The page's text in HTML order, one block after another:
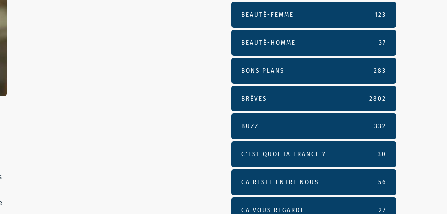
BEAUTÉ-FEMME 123
BEAUTÉ-HOMME 37
BONS PLANS 283
BRÈVES 2802
BUZZ 332
C'EST QUOI TA FRANCE ? 30
CA RESTE ENTRE NOUS 56
CA VOUS REGARDE 27